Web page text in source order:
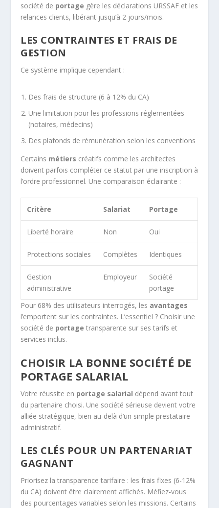
société de portage gère les déclarations URSSAF et les
relances clients, libérant jusqu’à 2 jours/mois.
LES CONTRAINTES ET FRAIS DE
GESTION
Ce système implique cependant :
Des frais de structure (6 à 12% du CA)
Une limitation pour les professions réglementées
(notaires, médecins)
Des plafonds de rémunération selon les conventions
Certains métiers créatifs comme les architectes
doivent parfois compléter ce statut par une inscription à
l’ordre professionnel. Une comparaison éclairante :
Critère Salariat Portage
Liberté horaire Non Oui
Protections sociales Complètes Identiques
Gestion
administrative
Employeur
Société
portage
Pour 68% des utilisateurs interrogés, les avantages
l’emportent sur les contraintes. L’essentiel ? Choisir une
société de portage transparente sur ses tarifs et
services inclus.
CHOISIR LA BONNE SOCIÉTÉ DE
PORTAGE SALARIAL
Votre réussite en portage salarial dépend avant tout
du partenaire choisi. Une société sérieuse devient votre
alliée stratégique, bien au-delà d’un simple prestataire
administratif.
LES CLÉS POUR UN PARTENARIAT
GAGNANT
Priorisez la transparence tarifaire : les frais fixes (6-12%
du CA) doivent être clairement affichés. Méfiez-vous
des pourcentages variables selon les missions. Certains